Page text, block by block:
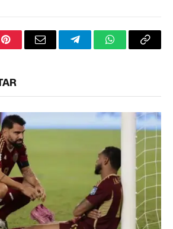
PinterestCorreoTelegramWhatsApp